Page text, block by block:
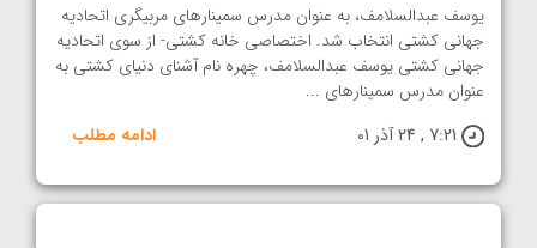
یوسف عبدالسلامف، به عنوان مدرس سمینارهای مربیگری اتحادیه
جهانی کشتی انتخاب شد. اختصاصی خانه کشتی- از سوی اتحادیه
جهانی کشتی یوسف عبدالسلامف، چهره نام آشنای دنیای کشتی به
عنوان مدرس سمینارهای ...
7:21 , 24 آذر 01
ادامه مطلب